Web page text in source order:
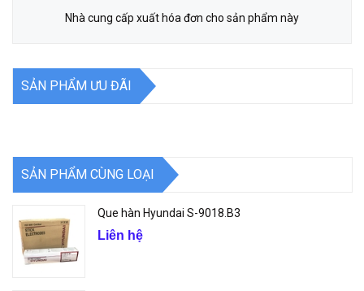
Nhà cung cấp xuất hóa đơn cho sản phẩm này
SẢN PHẨM ƯU ĐÃI
SẢN PHẨM CÙNG LOẠI
Que hàn Hyundai S-9018.B3
Liên hệ